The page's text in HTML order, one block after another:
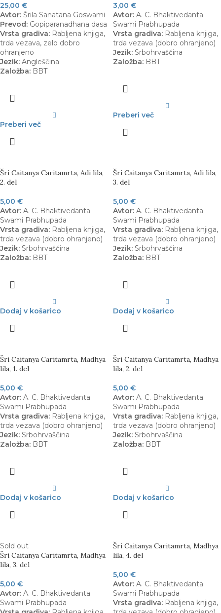
25,00 €
Avtor: Šrila Sanatana Goswami
Prevod: Gopiparanadhana dasa
Vrsta gradiva: Rabljena knjiga,
trda vezava, zelo dobro
ohranjeno
Jezik: Angleščina
Založba: BBT
Preberi več
3,00 €
Avtor: A. C. Bhaktivedanta
Swami Prabhupada
Vrsta gradiva: Rabljena knjiga,
trda vezava (dobro ohranjeno)
Jezik: Srbohrvaščina
Založba: BBT
Preberi več
Šri Caitanya Caritamrta, Adi lila,
2. del
5,00 €
Avtor: A. C. Bhaktivedanta
Swami Prabhupada
Vrsta gradiva: Rabljena knjiga,
trda vezava (dobro ohranjeno)
Jezik: Srbohrvaščina
Založba: BBT
Dodaj v košarico
Šri Caitanya Caritamrta, Adi lila,
3. del
5,00 €
Avtor: A. C. Bhaktivedanta
Swami Prabhupada
Vrsta gradiva: Rabljena knjiga,
trda vezava (dobro ohranjeno)
Jezik: Srbohrvaščina
Založba: BBT
Dodaj v košarico
Šri Caitanya Caritamrta, Madhya
lila, 1. del
5,00 €
Avtor: A. C. Bhaktivedanta
Swami Prabhupada
Vrsta gradiva: Rabljena knjiga,
trda vezava (dobro ohranjeno)
Jezik: Srbohrvaščina
Založba: BBT
Dodaj v košarico
Šri Caitanya Caritamrta, Madhya
lila, 2. del
5,00 €
Avtor: A. C. Bhaktivedanta
Swami Prabhupada
Vrsta gradiva: Rabljena knjiga,
trda vezava (dobro ohranjeno)
Jezik: Srbohrvaščina
Založba: BBT
Dodaj v košarico
Sold out
Šri Caitanya Caritamrta, Madhya
lila, 3. del
5,00 €
Avtor: A. C. Bhaktivedanta
Swami Prabhupada
Šri Caitanya Caritamrta, Madhya
lila, 4. del
5,00 €
Avtor: A. C. Bhaktivedanta
Swami Prabhupada
Vrsta gradiva: Rabljena knjiga,